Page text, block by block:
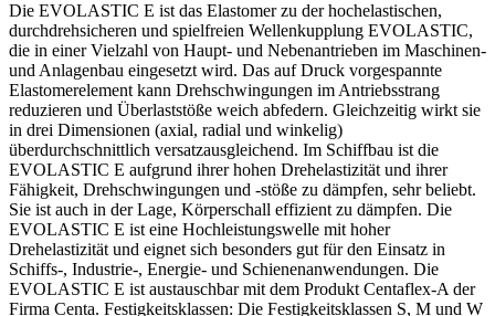
Die EVOLASTIC E ist das Elastomer zu der hochelastischen,
durchdrehsicheren und spielfreien Wellenkupplung EVOLASTIC,
die in einer Vielzahl von Haupt- und Nebenantrieben im Maschinen-
und Anlagenbau eingesetzt wird. Das auf Druck vorgespannte
Elastomerelement kann Drehschwingungen im Antriebsstrang
reduzieren und Überlaststöße weich abfedern. Gleichzeitig wirkt sie
in drei Dimensionen (axial, radial und winkelig)
überdurchschnittlich versatzausgleichend. Im Schiffbau ist die
EVOLASTIC E aufgrund ihrer hohen Drehelastizität und ihrer
Fähigkeit, Drehschwingungen und -stöße zu dämpfen, sehr beliebt.
Sie ist auch in der Lage, Körperschall effizient zu dämpfen. Die
EVOLASTIC E ist eine Hochleistungswelle mit hoher
Drehelastizität und eignet sich besonders gut für den Einsatz in
Schiffs-, Industrie-, Energie- und Schienenanwendungen. Die
EVOLASTIC E ist austauschbar mit dem Produkt Centaflex-A der
Firma Centa. Festigkeitsklassen: Die Festigkeitsklassen S, M und W